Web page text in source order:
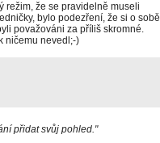
režim, že se pravidelně museli
bylo podezření, že si o sobě
považováni za příliš skromné.
ničemu nevedl;-)
přidat svůj pohled."